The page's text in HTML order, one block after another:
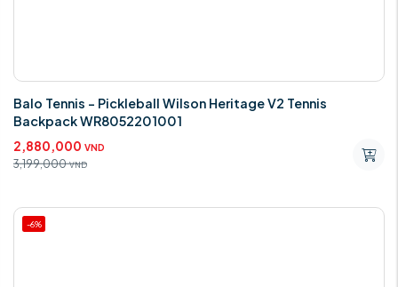
Balo Tennis - Pickleball Wilson Heritage V2 Tennis
Backpack WR8052201001
2,880,000 VND
3,199,000 VND
-6%